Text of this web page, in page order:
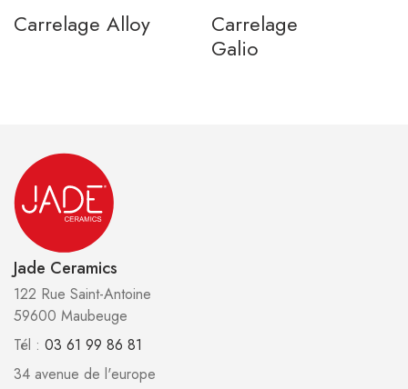
Carrelage Alloy
Carrelage
Galio
Jade Ceramics
122 Rue Saint-Antoine
59600 Maubeuge
Tél : 03 61 99 86 81
34 avenue de l'europe